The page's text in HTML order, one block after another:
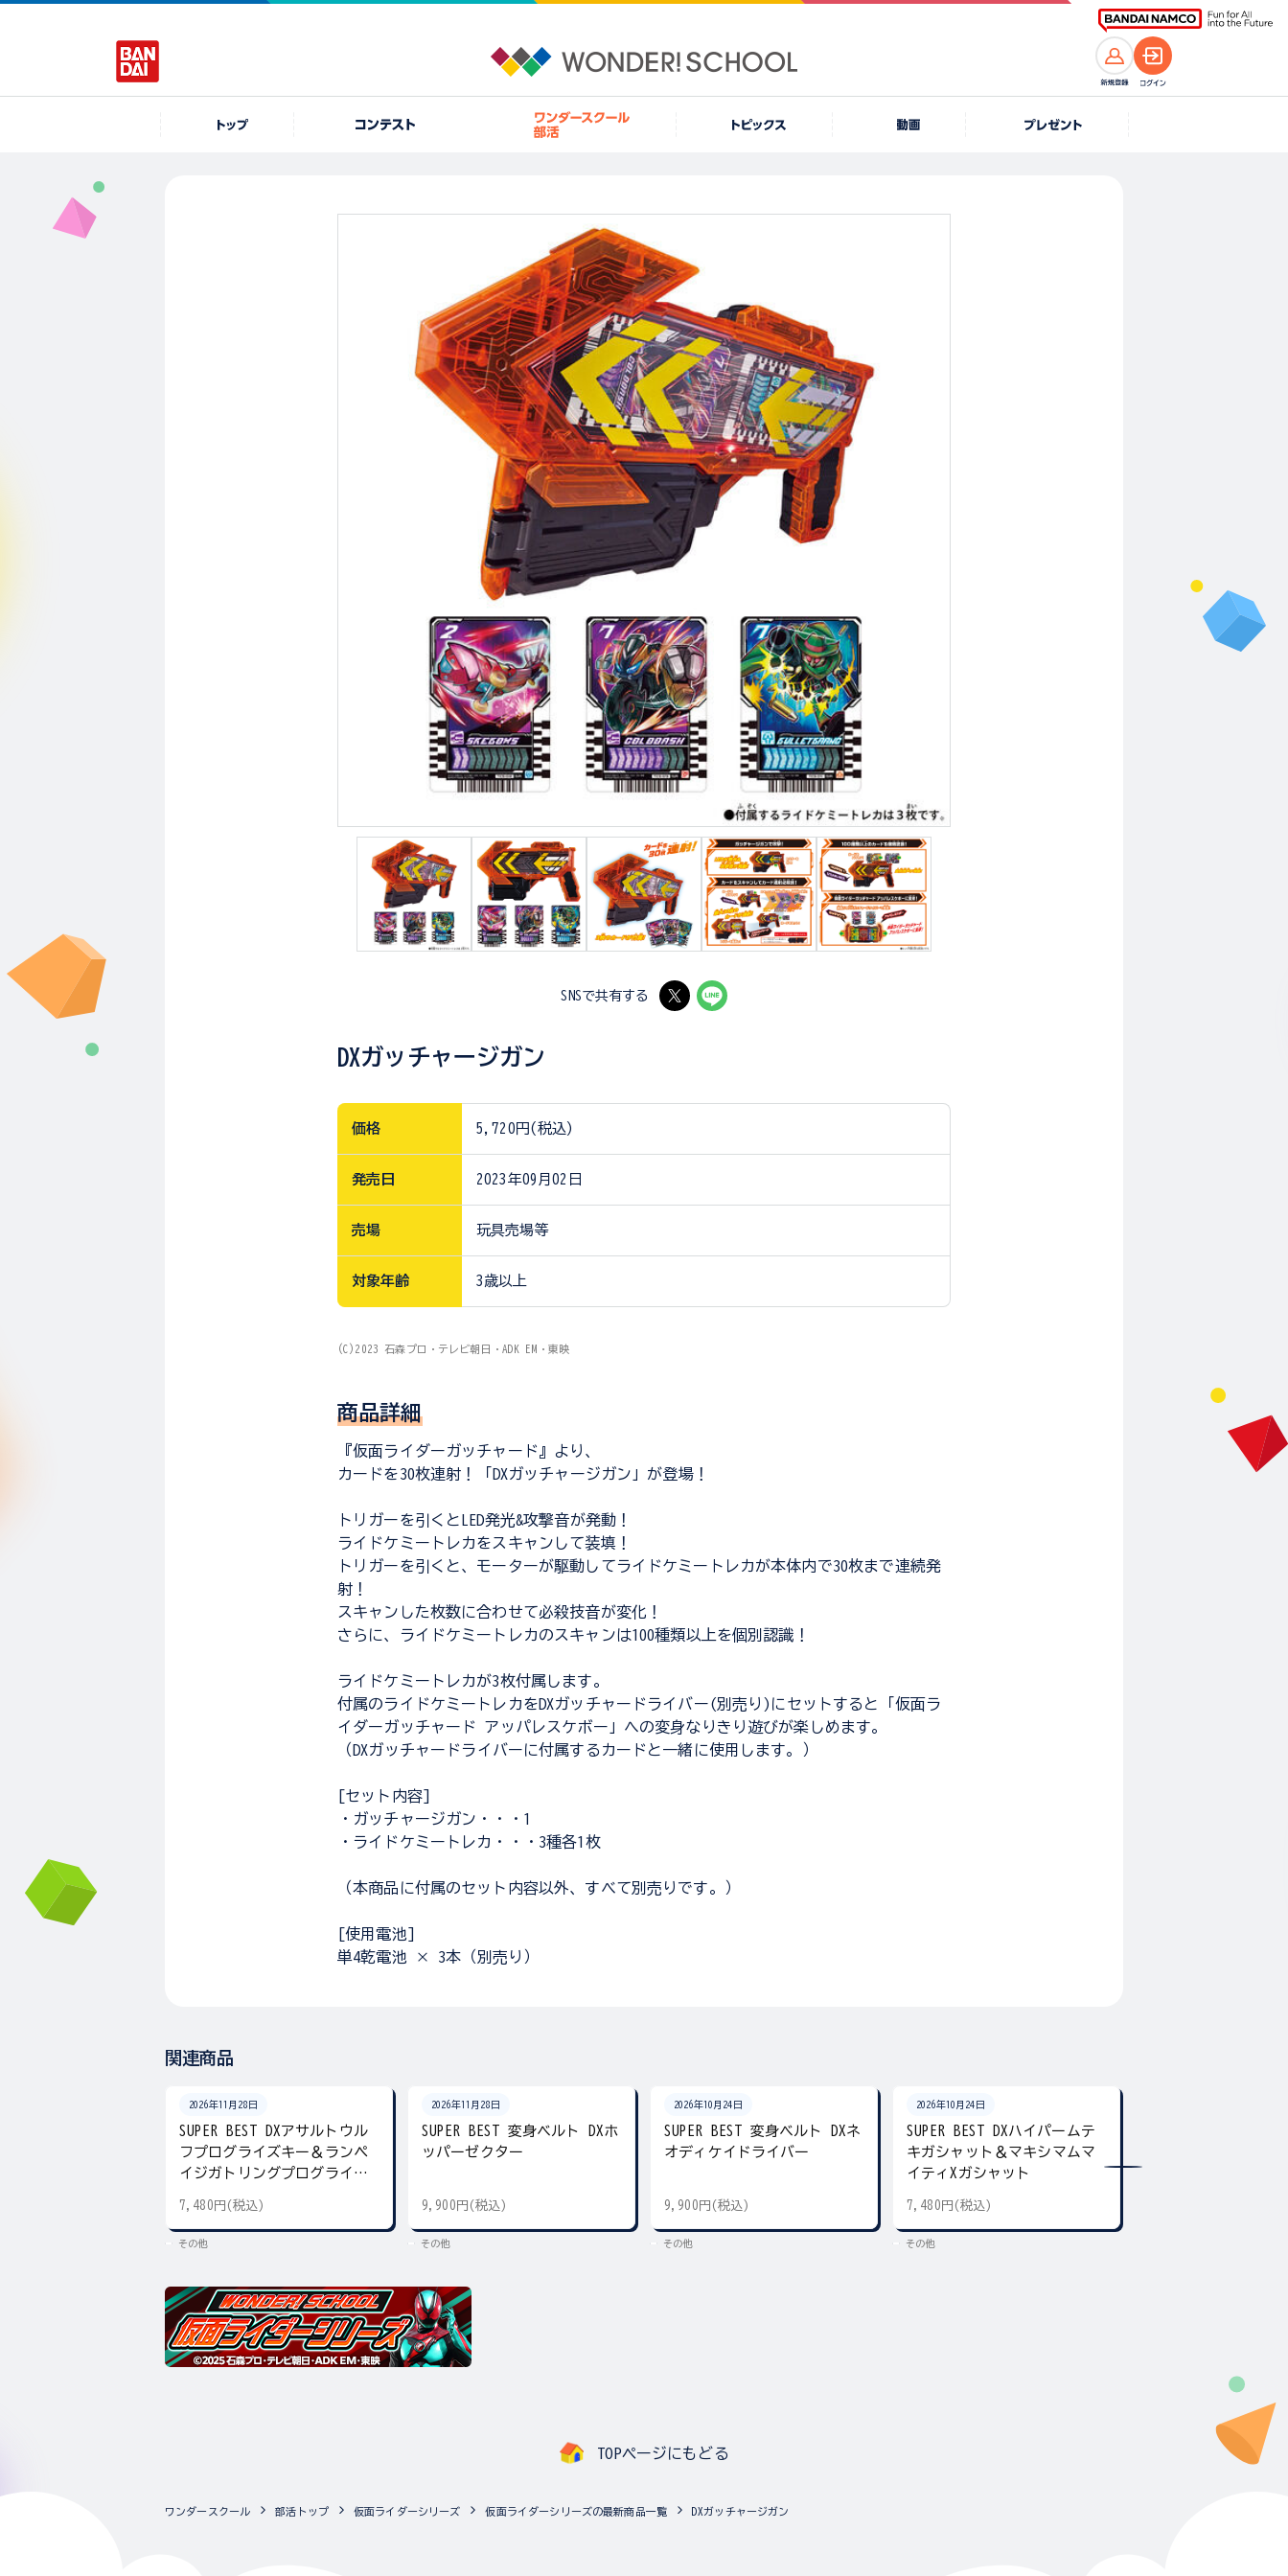
SNSで共有する
DXガッチャージガン
価格 5,720円(税込)
発売日 2023年09月02日
売場 玩具売場等
対象年齢 3歳以上
(C)2023 石森プロ・テレビ朝日・ADK EM・東映
商品詳細
『仮面ライダーガッチャード』より、
カードを30枚連射！「DXガッチャージガン」が登場！
トリガーを引くとLED発光&攻撃音が発動！
ライドケミートレカをスキャンして装填！
トリガーを引くと、モーターが駆動してライドケミートレカが本体内で30枚まで連続発
射！
スキャンした枚数に合わせて必殺技音が変化！
さらに、ライドケミートレカのスキャンは100種類以上を個別認識！
ライドケミートレカが3枚付属します。
付属のライドケミートレカをDXガッチャードライバー(別売り)にセットすると「仮面ラ
イダーガッチャード アッパレスケボー」への変身なりきり遊びが楽しめます。
（DXガッチャードライバーに付属するカードと一緒に使用します。）
[セット内容]
・ガッチャージガン・・・1
・ライドケミートレカ・・・3種各1枚
（本商品に付属のセット内容以外、すべて別売りです。）
[使用電池]
単4乾電池 × 3本（別売り）
関連商品
2026年11月28日
SUPER BEST DXアサルトウル
フプログライズキー＆ランペ
イジガトリングプログライズ
7,480円(税込)
その他
2026年11月28日
SUPER BEST 変身ベルト DXホ
ッパーゼクター
9,900円(税込)
その他
2026年10月24日
SUPER BEST 変身ベルト DXネ
オディケイドライバー
9,900円(税込)
その他
2026年10月24日
SUPER BEST DXハイパームテ
キガシャット＆マキシマムマ
イティXガシャット
7,480円(税込)
その他
TOPページにもどる
ワンダースクール 部活トップ 仮面ライダーシリーズ 仮面ライダーシリーズの最新商品一覧 DXガッチャージガン